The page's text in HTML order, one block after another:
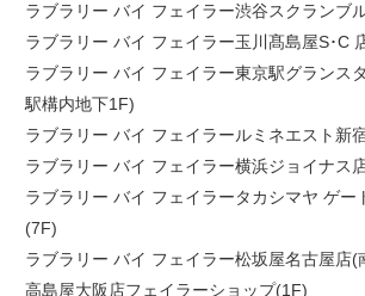
ラブラリー バイ フェイラー渋谷スクランブ
ラブラリー バイ フェイラー玉川髙島屋S･C
ラブラリー バイ フェイラー東京駅グランス
駅構内地下1F)
ラブラリー バイ フェイラールミネエスト新
ラブラリー バイ フェイラー横浜ジョイナス
ラブラリー バイ フェイラータカシマヤ ゲー
(7F)
ラブラリー バイ フェイラー松坂屋名古屋店(
高島屋大阪店フェイラーショップ(1F)